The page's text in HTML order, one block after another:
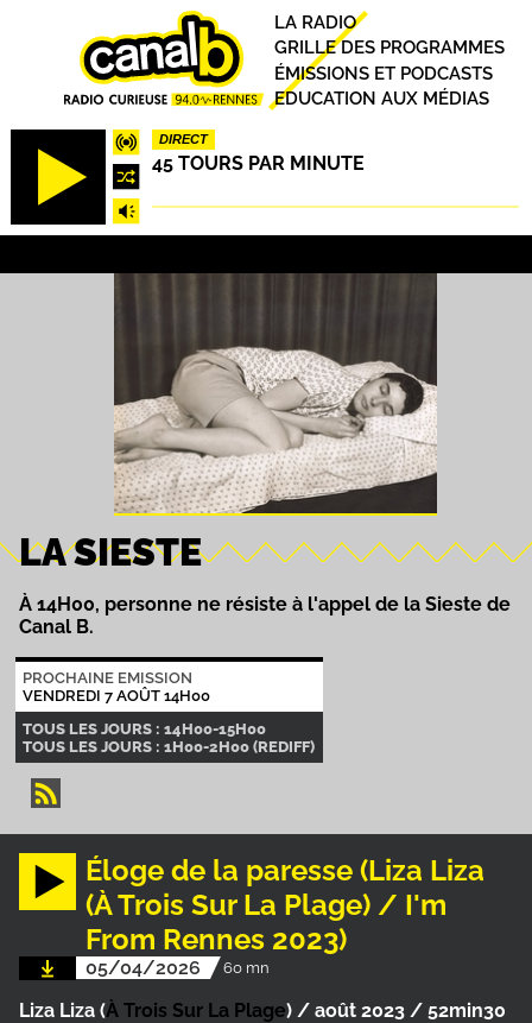
DIRECT
45 TOURS PAR MINUTE
Principal
LA RADIO
GRILLE DES PROGRAMMES
ÉMISSIONS ET PODCASTS
EDUCATION AUX MÉDIAS
LA SIESTE
À 14H00, personne ne résiste à l'appel de la Sieste de
Canal B.
PROCHAINE EMISSION
VENDREDI 7 AOÛT 14H00
TOUS LES JOURS : 14H00-15H00
TOUS LES JOURS : 1H00-2H00 (REDIFF)
Éloge de la paresse (Liza Liza
(À Trois Sur La Plage) / I'm
From Rennes 2023)
05/04/2026 60 mn
Liza Liza (À Trois Sur La Plage) / août 2023 / 52min30